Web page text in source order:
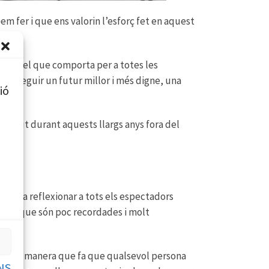
fer i que ens valorin l’esforç fet en aquest
tot el que comporta per a totes les
un futur millor i més digne, una
durant aquests llargs anys fora del
és fa reflexionar a tots els espectadors
que són poc recordades i molt
manera que fa que qualsevol persona